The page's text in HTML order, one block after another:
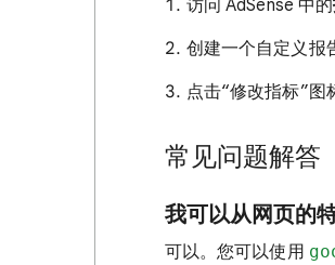
访问 AdSense 中的
创建一个自定义报
点击“修改指标”图
常见问题解答
我可以从网页的
可以。您可以使用